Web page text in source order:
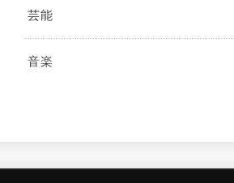
芸能
音楽